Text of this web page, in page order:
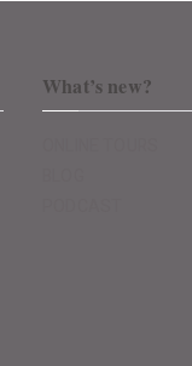
What’s new?